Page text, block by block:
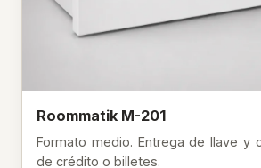
Roommatik M-201
Formato medio. Entrega de llave y
de crédito o billetes.